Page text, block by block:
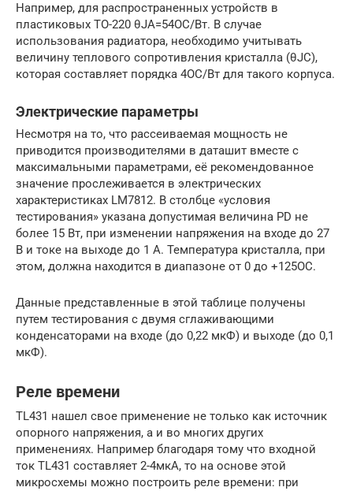
Например, для распространенных устройств в
пластиковых ТО-220 θJA=54ОC/Вт. В случае
использования радиатора, необходимо учитывать
величину теплового сопротивления кристалла (θJC),
которая составляет порядка 4ОC/Вт для такого корпуса.
Электрические параметры
Несмотря на то, что рассеиваемая мощность не
приводится производителями в даташит вместе с
максимальными параметрами, её рекомендованное
значение прослеживается в электрических
характеристиках LM7812. В столбце «условия
тестирования» указана допустимая величина PD не
более 15 Вт, при изменении напряжения на входе до 27
В и токе на выходе до 1 А. Температура кристалла, при
этом, должна находится в диапазоне от 0 до +125ОС.
Данные представленные в этой таблице получены
путем тестирования с двумя сглаживающими
конденсаторами на входе (до 0,22 мкФ) и выходе (до 0,1
мкФ).
Реле времени
TL431 нашел свое применение не только как источник
опорного напряжения, а и во многих других
применениях. Например благодаря тому что входной
ток TL431 составляет 2-4мкА, то на основе этой
микросхемы можно построить реле времени: при